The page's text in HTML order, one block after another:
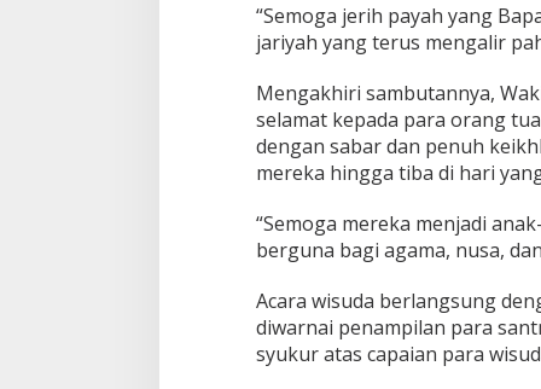
“Semoga jerih payah yang
jariyah yang terus mengalir
Mengakhiri sambutannya,
selamat kepada para orang
dengan sabar dan penuh
mereka hingga tiba di hari
“Semoga mereka menjadi
berguna bagi agama, nusa,
Acara wisuda berlangsung
diwarnai penampilan para
syukur atas capaian para